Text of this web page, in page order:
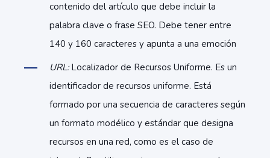
contenido del artículo que debe incluir la
palabra clave o frase SEO. Debe tener entre
140 y 160 caracteres y apunta a una emoción
URL:Localizador de Recursos Uniforme. Es un
identificador de recursos uniforme. Está
formado por una secuencia de caracteres según
un formato modélico y estándar que designa
recursos en una red, como es el caso de